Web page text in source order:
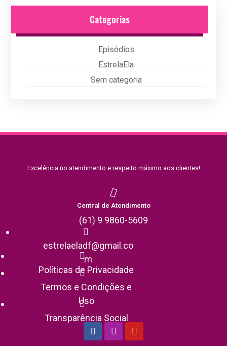
Categorias
Episódios
EstrelaEla
Sem categoria
Excelência no atendimento e respeito máximo aos clientes!
Central de Atendimento
(61) 9 9860-5609
estrelaeladf@gmail.co
m
Políticas de Privacidade
Termos e Condições e
Uso
Transparência Social